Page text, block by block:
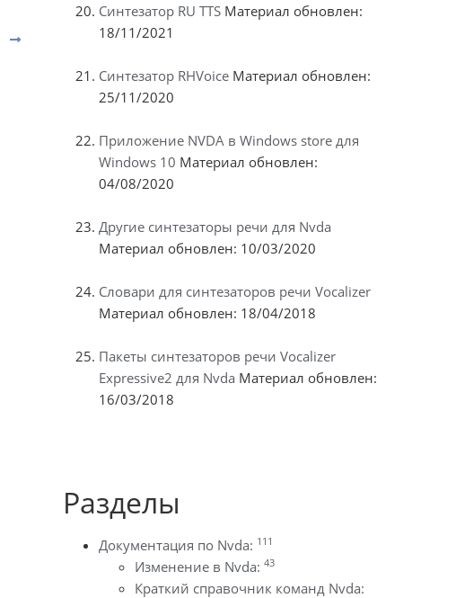
Синтезатор RU TTS Материал обновлен:
18/11/2021
Синтезатор RHVoice Материал обновлен:
25/11/2020
Приложение NVDA в Windows store для
Windows 10 Материал обновлен:
04/08/2020
Другие синтезаторы речи для Nvda
Материал обновлен: 10/03/2020
Словари для синтезаторов речи Vocalizer
Материал обновлен: 18/04/2018
Пакеты синтезаторов речи Vocalizer
Expressive2 для Nvda Материал обновлен:
16/03/2018
Разделы
Документация по Nvda: 111
Изменение в Nvda: 43
Краткий справочник команд Nvda: